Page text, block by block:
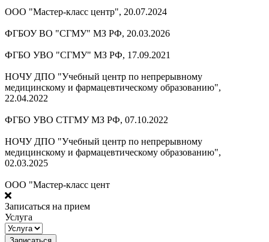
ООО "Мастер-класс центр", 20.07.2024
ФГБОУ ВО "СГМУ" МЗ РФ, 20.03.2026
ФГБО УВО "СГМУ" МЗ РФ, 17.09.2021
НОЧУ ДПО "Учебный центр по непрерывному
медицинскому и фармацевтическому образованию",
22.04.2022
ФГБО УВО СТГМУ МЗ РФ, 07.10.2022
НОЧУ ДПО "Учебный центр по непрерывному
медицинскому и фармацевтическому образованию",
02.03.2025
ООО "Мастер-класс цент
Записаться на прием
Услуга